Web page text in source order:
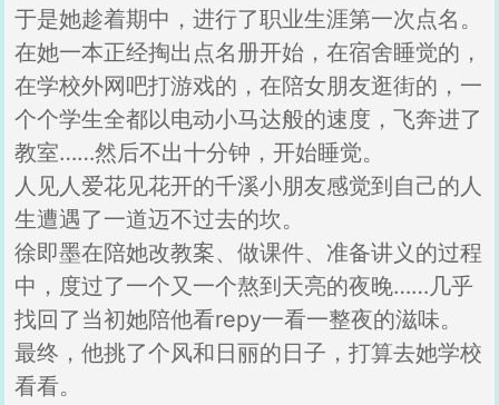
于是她趁着期中，进行了职业生涯第一次点名。
在她一本正经掏出点名册开始，在宿舍睡觉的，
在学校外网吧打游戏的，在陪女朋友逛街的，一
个个学生全都以电动小马达般的速度，飞奔进了
教室……然后不出十分钟，开始睡觉。
人见人爱花见花开的千溪小朋友感觉到自己的人
生遭遇了一道迈不过去的坎。
徐即墨在陪她改教案、做课件、准备讲义的过程
中，度过了一个又一个熬到天亮的夜晚……几乎
找回了当初她陪他看repy一看一整夜的滋味。
最终，他挑了个风和日丽的日子，打算去她学校
看看。